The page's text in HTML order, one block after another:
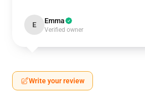
E Emma
Verified owner
Write your review